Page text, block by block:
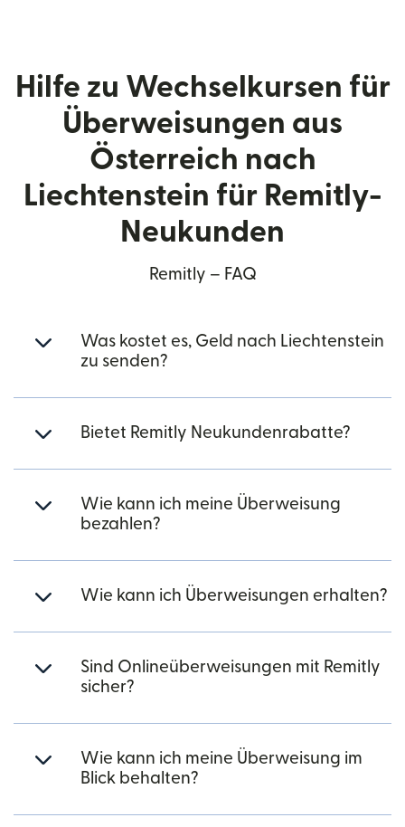
Hilfe zu Wechselkursen für
Überweisungen aus
Österreich nach
Liechtenstein für Remitly-
Neukunden
Remitly – FAQ
Was kostet es, Geld nach Liechtenstein
zu senden?
Bietet Remitly Neukundenrabatte?
Wie kann ich meine Überweisung
bezahlen?
Wie kann ich Überweisungen erhalten?
Sind Onlineüberweisungen mit Remitly
sicher?
Wie kann ich meine Überweisung im
Blick behalten?